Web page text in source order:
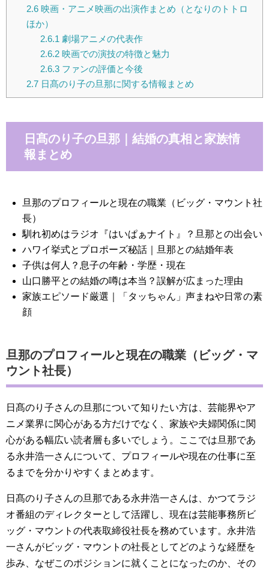
2.6映画・アニメ映画の出演作まとめ（となりのトトロ
ほか）
2.6.1 劇場アニメの代表作
2.6.2映画での演技の特徴と魅力
2.6.3ファンの評価と今後
2.7日髙のり子の旦那に関する情報まとめ
日髙のり子の旦那｜結婚の真相と家族情
報まとめ
旦那のプロフィールと現在の職業（ビッグ・マウント社
長）
馴れ初めはラジオ『はいぱぁナイト』？旦那との出会い
ハワイ挙式とプロポーズ秘話｜旦那との結婚年表
子供は何人？息子の年齢・学歴・現在
山口勝平との結婚の噂は本当？誤解が広まった理由
家族エピソード厳選｜「タッちゃん」声まねや日常の素
顔
旦那のプロフィールと現在の職業（ビッグ・マ
ウント社長）
日髙のり子さんの旦那について知りたい方は、芸能界やア
ニメ業界に関心がある方だけでなく、家族や夫婦関係に関
心がある幅広い読者層も多いでしょう。ここでは旦那であ
る永井浩一さんについて、プロフィールや現在の仕事に至
るまでを分かりやすくまとめます。
日髙のり子さんの旦那である永井浩一さんは、かつてラジ
オ番組のディレクターとして活躍し、現在は芸能事務所ビ
ッグ・マウントの代表取締役社長を務めています。永井浩
一さんがビッグ・マウントの社長としてどのような経歴を
歩み、なぜこのポジションに就くことになったのか、その